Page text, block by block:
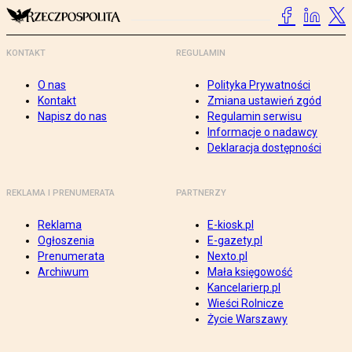
KONTAKT
O nas
Kontakt
Napisz do nas
REGULAMIN
Polityka Prywatności
Zmiana ustawień zgód
Regulamin serwisu
Informacje o nadawcy
Deklaracja dostępności
REKLAMA I PRENUMERATA
Reklama
Ogłoszenia
Prenumerata
Archiwum
PARTNERZY
E-kiosk.pl
E-gazety.pl
Nexto.pl
Mała księgowość
Kancelarierp.pl
Wieści Rolnicze
Życie Warszawy